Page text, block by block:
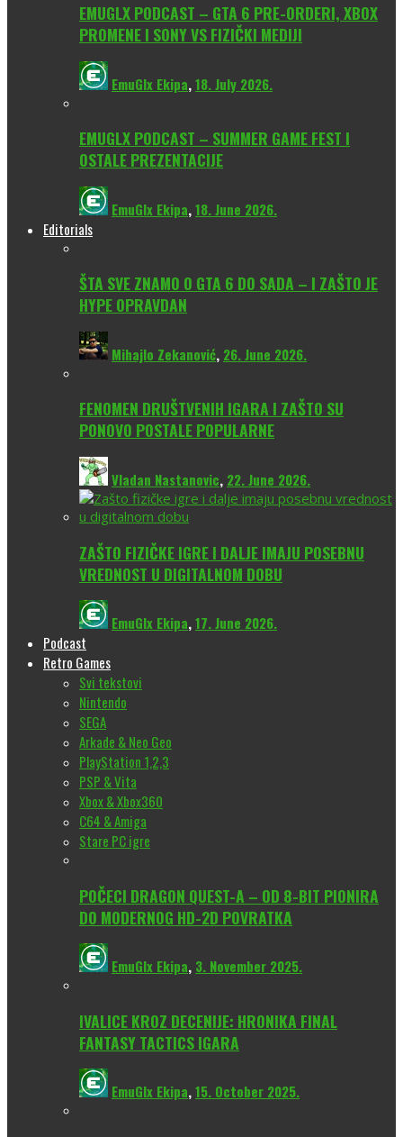
EMUGLX PODCAST – GTA 6 PRE-ORDERI, XBOX
PROMENE I SONY VS FIZIČKI MEDIJI
EmuGlx Ekipa,18. July 2026.
EMUGLX PODCAST – SUMMER GAME FEST I
OSTALE PREZENTACIJE
EmuGlx Ekipa,18. June 2026.
Editorials
ŠTA SVE ZNAMO O GTA 6 DO SADA – I ZAŠTO JE
HYPE OPRAVDAN
Mihajlo Zekanović, 26. June 2026.
FENOMEN DRUŠTVENIH IGARA I ZAŠTO SU
PONOVO POSTALE POPULARNE
Vladan Nastanovic, 22. June 2026.
ZAŠTO FIZIČKE IGRE I DALJE IMAJU POSEBNU
VREDNOST U DIGITALNOM DOBU
EmuGlx Ekipa,17. June 2026.
Podcast
Retro Games
Svi tekstovi
Nintendo
SEGA
Arkade & Neo Geo
PlayStation 1,2,3
PSP & Vita
Xbox & Xbox360
C64 & Amiga
Stare PC igre
POČECI DRAGON QUEST-A – OD 8-BIT PIONIRA
DO MODERNOG HD-2D POVRATKA
EmuGlx Ekipa, 3. November 2025.
IVALICE KROZ DECENIJE: HRONIKA FINAL
FANTASY TACTICS IGARA
EmuGlx Ekipa,15. October 2025.